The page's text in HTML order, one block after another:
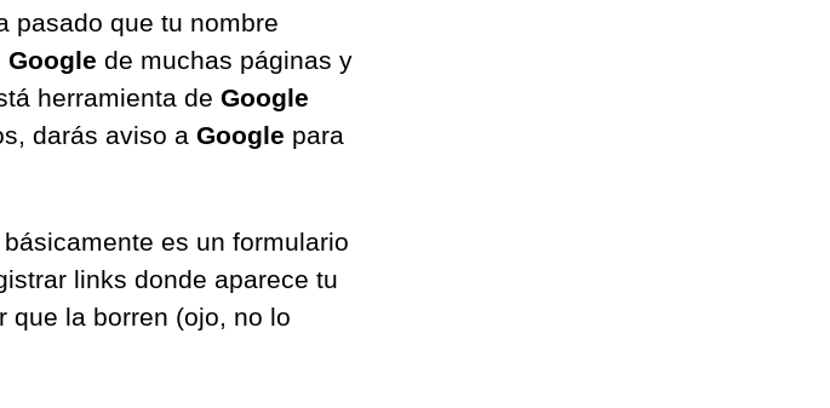
pasado que tu nombre
Google de muchas páginas y
herramienta de Google
darás aviso a Google para
es un formulario
links donde aparece tu
que la borren (ojo, no lo